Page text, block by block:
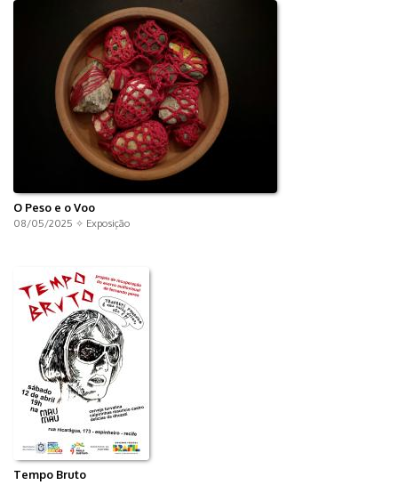
O Peso e o Voo
08/05/2025 ✧ Exposição
Tempo Bruto